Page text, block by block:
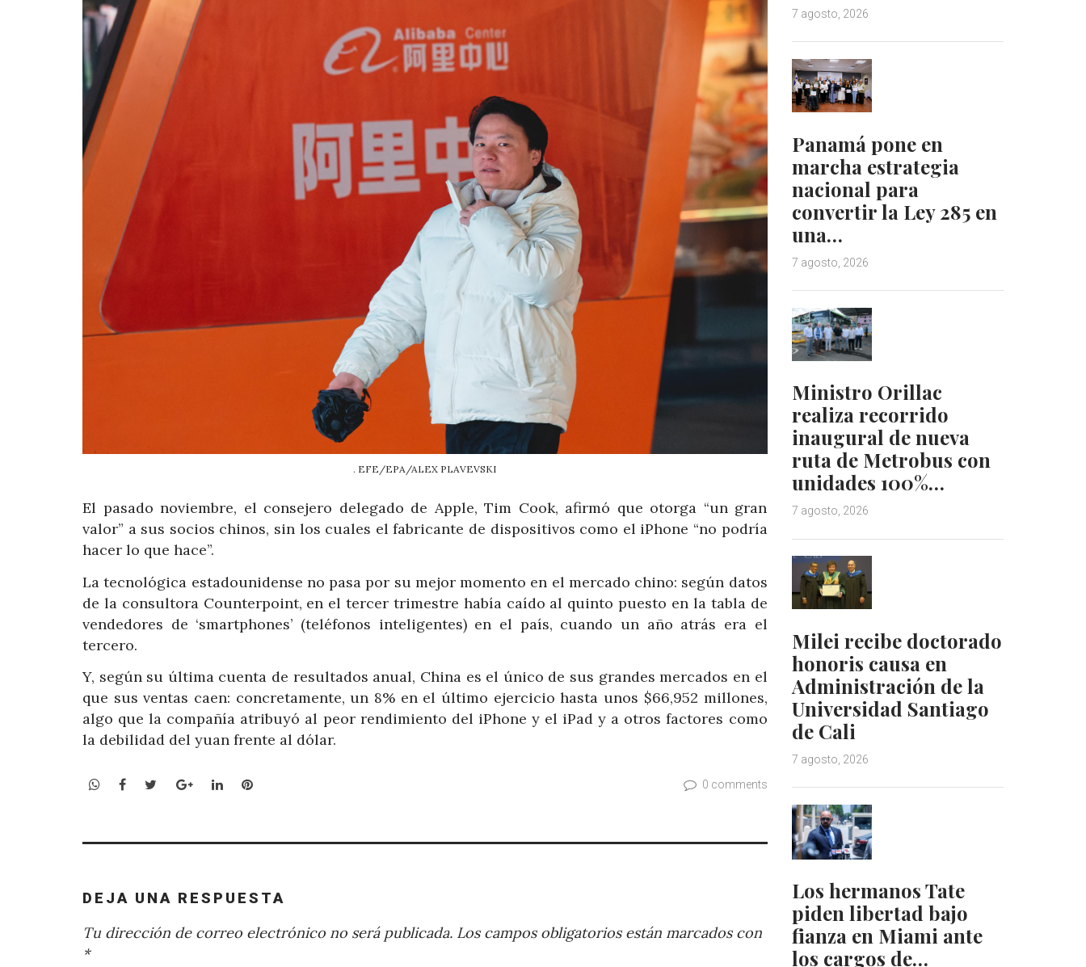
. EFE/EPA/ALEX PLAVEVSKI
El pasado noviembre, el consejero delegado de Apple, Tim Cook, afirmó que otorga “un gran
valor” a sus socios chinos, sin los cuales el fabricante de dispositivos como el iPhone “no podría
hacer lo que hace”.
La tecnológica estadounidense no pasa por su mejor momento en el mercado chino: según datos
de la consultora Counterpoint, en el tercer trimestre había caído al quinto puesto en la tabla de
vendedores de ‘smartphones’ (teléfonos inteligentes) en el país, cuando un año atrás era el
tercero.
Y, según su última cuenta de resultados anual, China es el único de sus grandes mercados en el
que sus ventas caen: concretamente, un 8% en el último ejercicio hasta unos $66,952 millones,
algo que la compañía atribuyó al peor rendimiento del iPhone y el iPad y a otros factores como
la debilidad del yuan frente al dólar.
WhatsApp
Facebook
TwitterGoogle+LinkedInPinterest 0 comments
DEJA UNA RESPUESTA
Tu dirección de correo electrónico no será publicada. Los campos obligatorios están marcados con
*
7 agosto, 2026
Panamá pone en
marcha estrategia
nacional para
convertir la Ley 285 en
una…
7 agosto, 2026
Ministro Orillac
realiza recorrido
inaugural de nueva
ruta de Metrobus con
unidades 100%…
7 agosto, 2026
Milei recibe doctorado
honoris causa en
Administración de la
Universidad Santiago
de Cali
7 agosto, 2026
Los hermanos Tate
piden libertad bajo
fianza en Miami ante
los cargos de…